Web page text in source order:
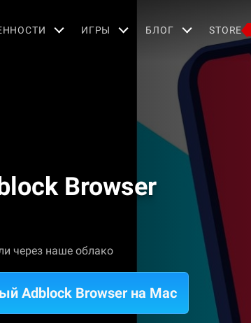
ИГРЫ БЛОГ STORE
Browser
через наше облако
Adblock Browser на Mac